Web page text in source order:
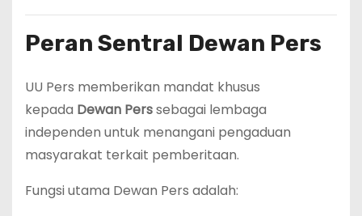
Peran Sentral Dewan Pers
UU Pers memberikan mandat khusus
kepada Dewan Perssebagai lembaga
independen untuk menangani pengaduan
masyarakat terkait pemberitaan.
Fungsi utama Dewan Pers adalah: